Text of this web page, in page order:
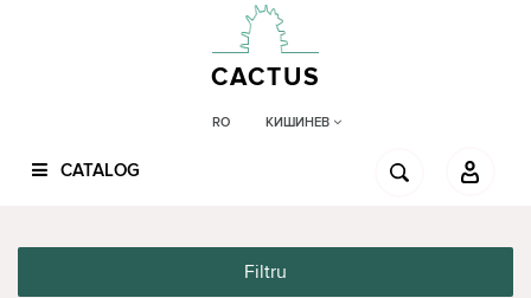
CACTUS
RO КИШИНЕВ
CATALOG
Filtru